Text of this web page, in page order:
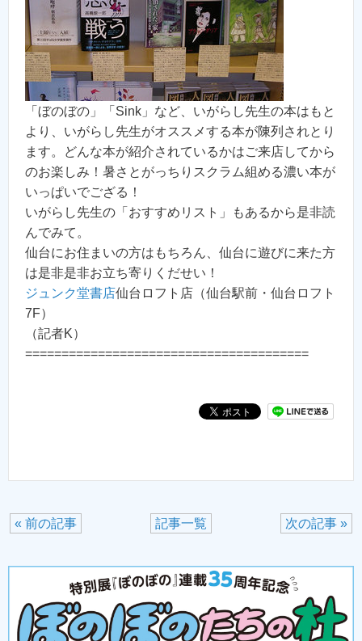
「ぼのぼの」「Sink」など、いがらし先生の本はもと
より、いがらし先生がオススメする本が陳列されとり
ます。どんな本が紹介されているかはご来店してから
のお楽しみ！暑さとがっちりスクラム組める濃い本が
いっぱいでござる！
いがらし先生の「おすすめリスト」もあるから是非読
んでみて。
仙台にお住まいの方はもちろん、仙台に遊びに来た方
は是非是非お立ち寄りくだせい！
ジュンク堂書店仙台ロフト店（仙台駅前・仙台ロフト
7F）
（記者K）
=======================================
次の記事 »
記事一覧
« 前の記事